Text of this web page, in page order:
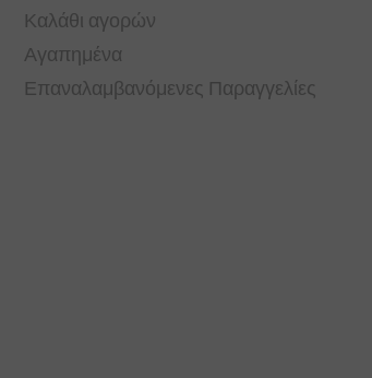
Καλάθι αγορών
Αγαπημένα
Επαναλαμβανόμενες Παραγγελίες